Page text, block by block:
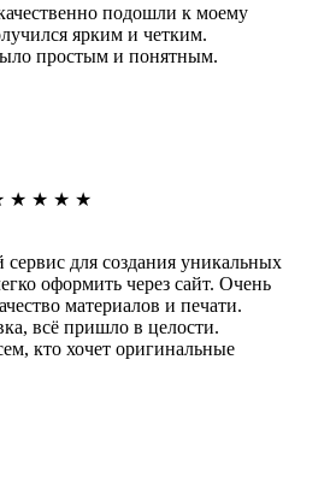
подошли к моему
ярким и четким.
простым и понятным.
★ ★ ★ ★
сервис для создания уникальных
оформить через сайт. Очень
материалов и печати.
всё пришло в целости.
кто хочет оригинальные